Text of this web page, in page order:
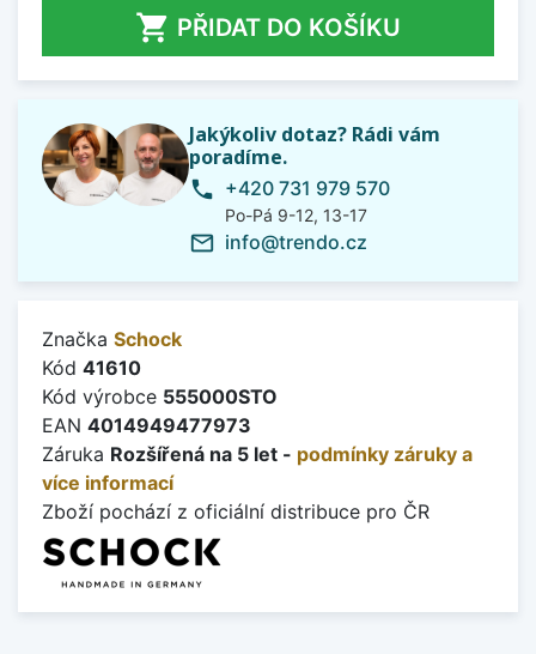
 PŘIDAT DO KOŠÍKU
Jakýkoliv dotaz? Rádi vám
poradíme.
phone +420 731 979 570
Po-Pá 9-12, 13-17
mail_outline info@trendo.cz
Značka Schock
Kód 41610
Kód výrobce 555000STO
EAN 4014949477973
Záruka Rozšířená na 5 let - podmínky záruky a
více informací
Zboží pochází z oficiální distribuce pro ČR